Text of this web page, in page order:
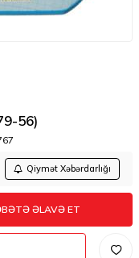
56)
Qiymət Xəbərdarlığı
ƏLAVƏ ET